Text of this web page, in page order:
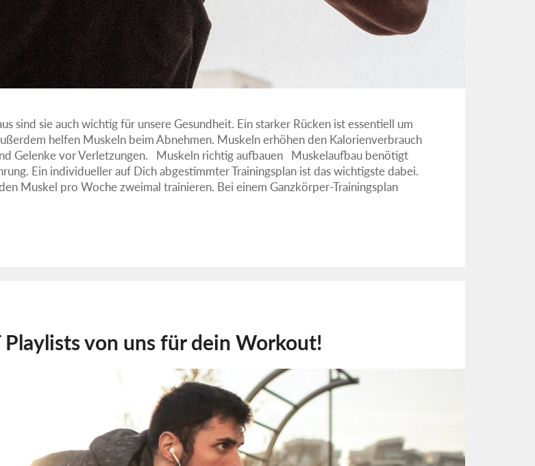
sind sie auch wichtig für unsere Gesundheit. Ein starker Rücken ist essentiell um
helfen Muskeln beim Abnehmen. Muskeln erhöhen den Kalorienverbrauch
Gelenke vor Verletzungen. Muskeln richtig aufbauen Muskelaufbau benötigt
Ein individueller auf Dich abgestimmter Trainingsplan ist das wichtigste dabei.
Muskel pro Woche zweimal trainieren. Bei einem Ganzkörper-Trainingsplan
von uns für dein Workout!